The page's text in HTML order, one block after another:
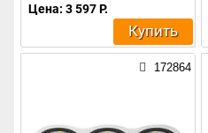
Цена: 3 597 Р.
Купить
172864